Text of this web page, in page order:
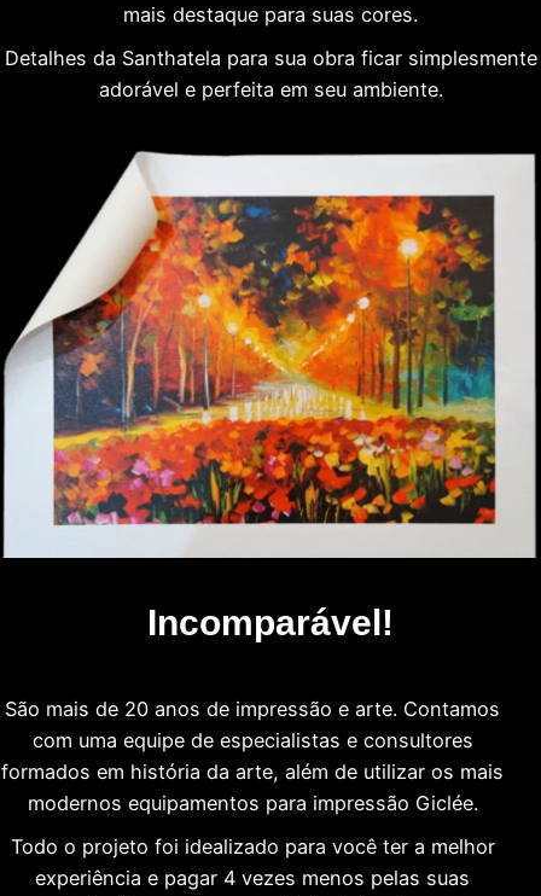
mais destaque para suas cores.
Detalhes da Santhatela para sua obra ficar simplesmente
adorável e perfeita em seu ambiente.
Incomparável!
São mais de 20 anos de impressão e arte. Contamos
com uma equipe de especialistas e consultores
formados em história da arte, além de utilizar os mais
modernos equipamentos para impressão Giclée.
Todo o projeto foi idealizado para você ter a melhor
experiência e pagar 4 vezes menos pelas suas